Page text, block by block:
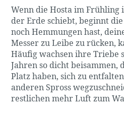
Wenn die Hosta im Frühling
der Erde schiebt, beginnt
noch Hemmungen hast,
Messer zu Leibe zu rücken,
Häufig wachsen ihre Triebe
Jahren so dicht beisammen,
Platz haben, sich zu
anderen Spross
restlichen mehr Luft zum